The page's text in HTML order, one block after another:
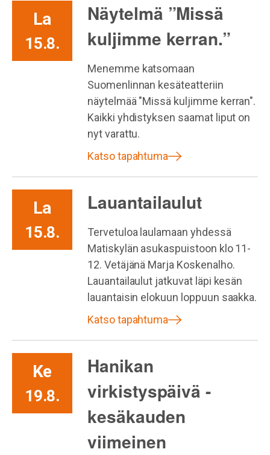
La
15.8.
Näytelmä ”Missä
kuljimme kerran.”
Menemme katsomaan
Suomenlinnan kesäteatteriin
näytelmää "Missä kuljimme kerran".
Kaikki yhdistyksen saamat liput on
nyt varattu.
Katso tapahtuma
La
15.8.
Lauantailaulut
Tervetuloa laulamaan yhdessä
Matiskylän asukaspuistoon klo 11-
12. Vetäjänä Marja Koskenalho.
Lauantailaulut jatkuvat läpi kesän
lauantaisin elokuun loppuun saakka.
Katso tapahtuma
Ke
19.8.
Hanikan
virkistyspäivä -
kesäkauden
viimeinen